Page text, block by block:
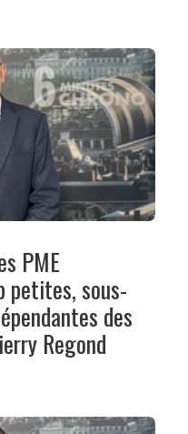
PME
petites, sous-
des
Regond